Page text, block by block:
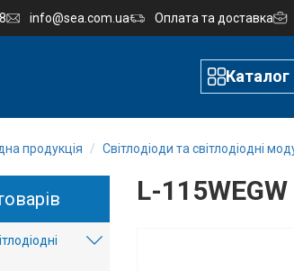
info@sea.com.ua Оплата та доставка
Каталог
продукція Світлодіоди та світлодіодні
L-115WEGW